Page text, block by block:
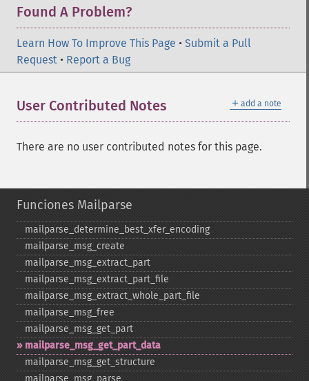
Found A Problem?
Learn How To Improve This Page • Submit a Pull
Request • Report a Bug
＋ add a note
User Contributed Notes
There are no user contributed notes for this page.
Funciones Mailparse
mailparse_​determine_​best_​xfer_​encoding
mailparse_​msg_​create
mailparse_​msg_​extract_​part
mailparse_​msg_​extract_​part_​file
mailparse_​msg_​extract_​whole_​part_​file
mailparse_​msg_​free
mailparse_​msg_​get_​part
mailparse_​msg_​get_​part_​data
mailparse_​msg_​get_​structure
mailparse_​msg_​parse